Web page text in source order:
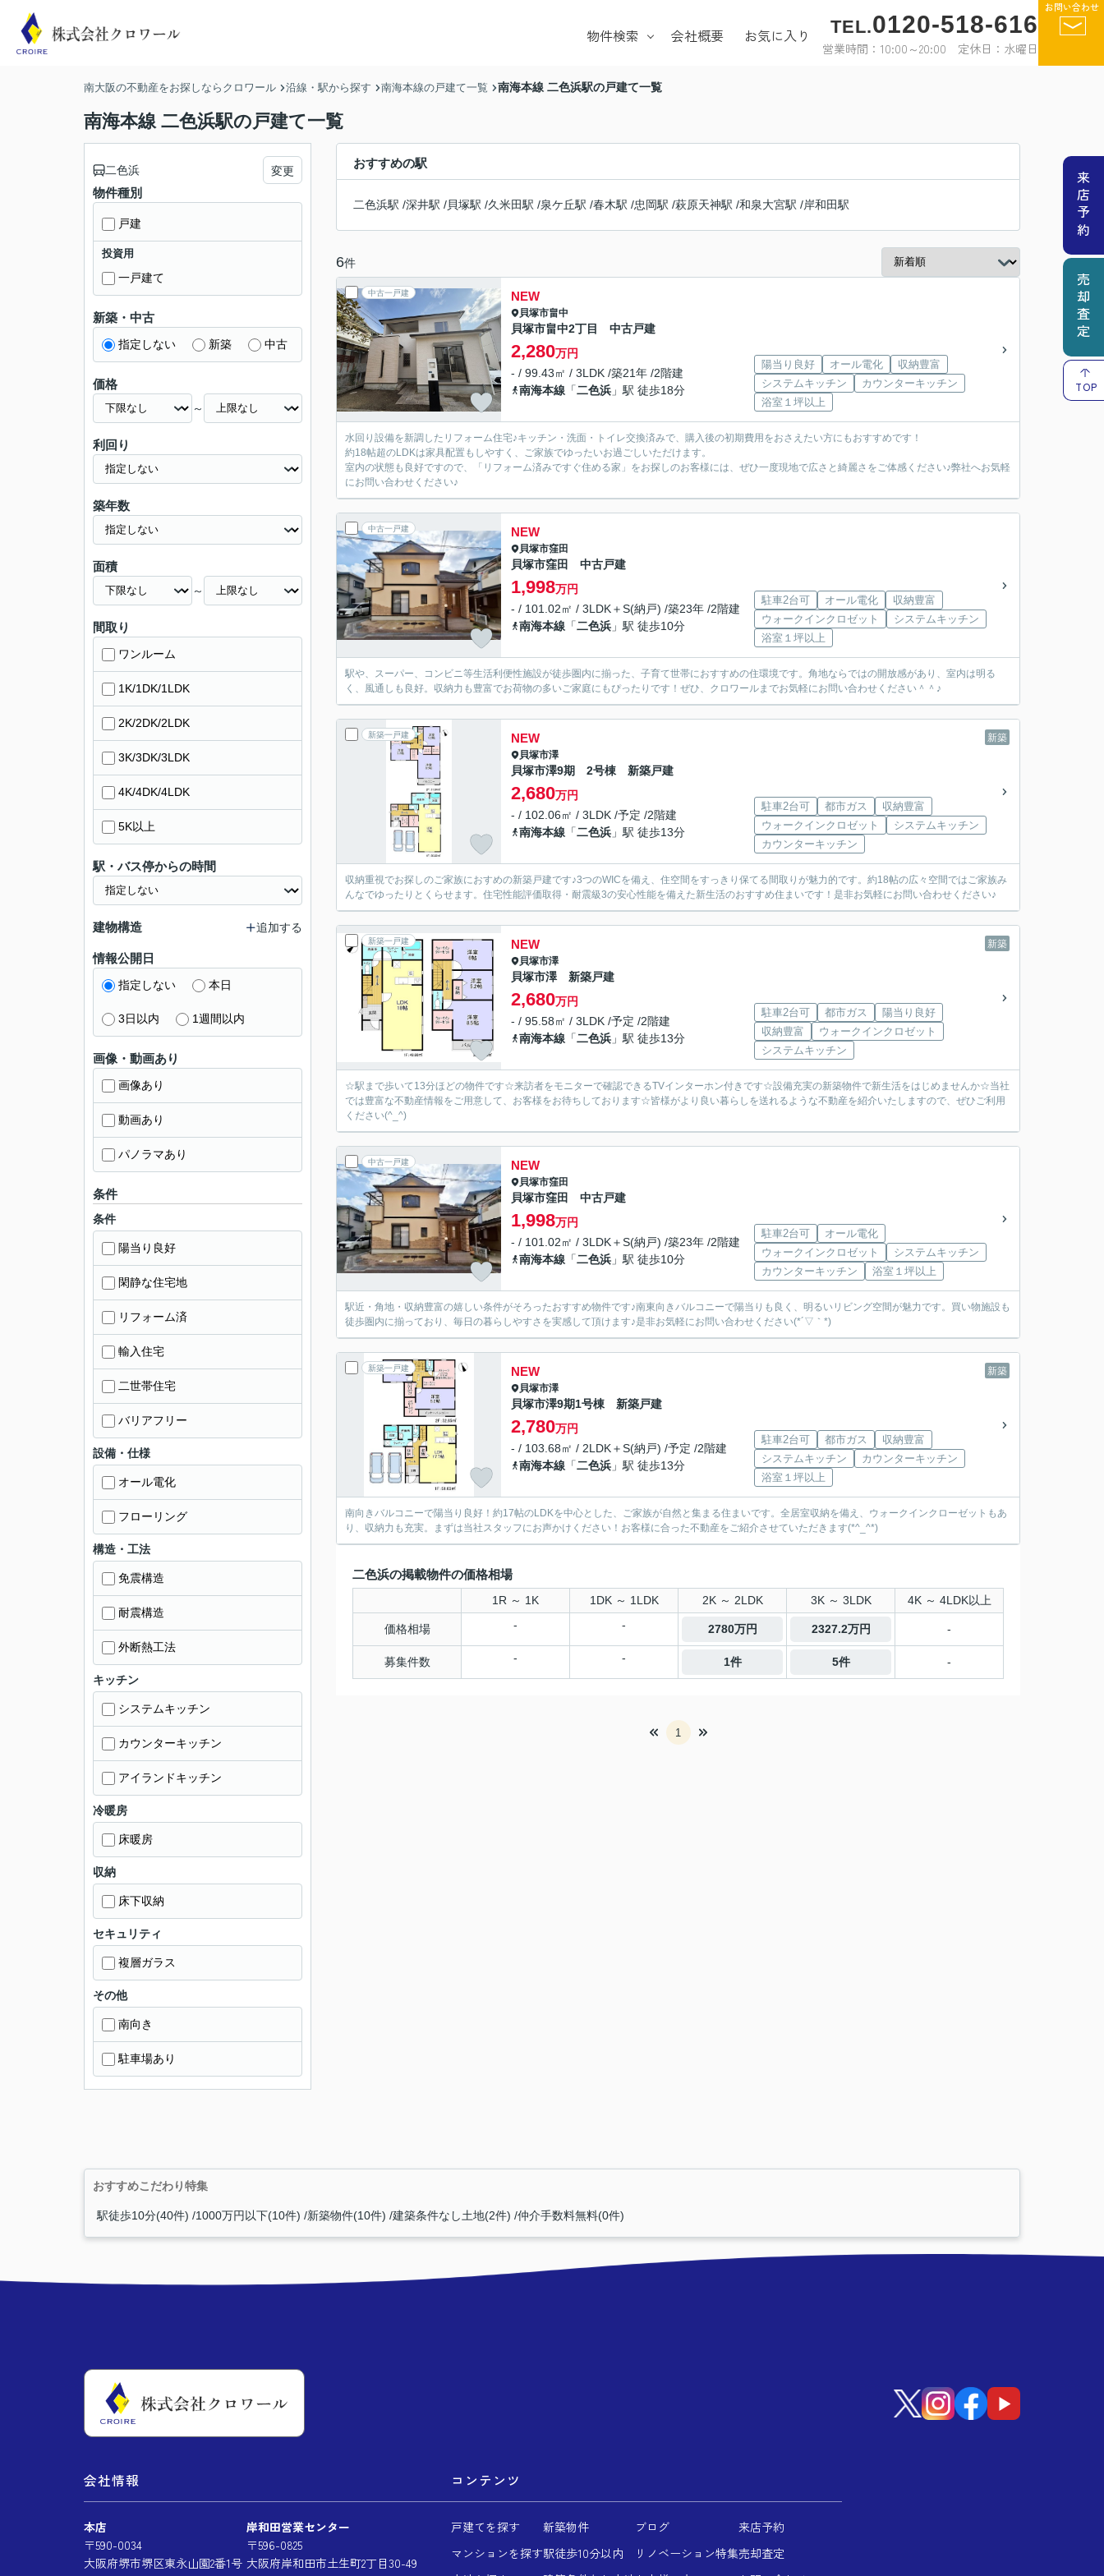
物件検索
マンション
会社概要 お気に入り TEL.0120-518-616
営業時間：10:00～20:00 定休日：水曜日
お問い合わせ
南大阪の不動産をお探しならクロワール 沿線・駅から探す 南海本線の戸建て一覧 南海本線 二色浜駅の戸建て一覧
南海本線 二色浜駅の戸建て一覧
おすすめの駅
二色浜駅 /深井駅 /貝塚駅 /久米田駅 /泉ケ丘駅 /春木駅 /忠岡駅 /萩原天神駅 /和泉大宮駅 /岸和田駅
6件
中古一戸建 NEW
貝塚市畠中
貝塚市畠中2丁目 中古戸建
2,280万円
- / 99.43㎡ / 3LDK /築21年 /2階建
南海本線 「二色浜 」駅 徒歩18分
陽当り良好 オール電化
収納豊富
システムキッチン
カウンターキッチン
浴室１坪以上
水回り設備を新調したリフォーム住宅♪キッチン・洗面・トイレ交換済みで、購入後の初期費用をおさえたい方にもおすすめです！
約18帖超のLDKは家具配置もしやすく、ご家族でゆったいお過ごしいただけます。
室内の状態も良好ですので、「リフォーム済みですぐ住める家」をお探しのお客様には、ぜひ一度現地で広さと綺麗さをご体感ください♪弊社へお気軽
にお問い合わせください♪
中古一戸建 NEW
貝塚市窪田
貝塚市窪田 中古戸建
1,998万円
- / 101.02㎡ / 3LDK＋S(納戸) /築23年 /2階建
南海本線 「二色浜 」駅 徒歩10分
駐車2台可 オール電化
収納豊富
ウォークインクロゼット
システムキッチン
浴室１坪以上
駅や、スーパー、コンビニ等生活利便性施設が徒歩圏内に揃った、子育て世帯におすすめの住環境です。角地ならではの開放感があり、室内は明る
く、風通しも良好。収納力も豊富でお荷物の多いご家庭にもぴったりです！ぜひ、クロワールまでお気軽にお問い合わせください＾＾♪
新築一戸建 新築
NEW
貝塚市澤
貝塚市澤9期 2号棟 新築戸建
2,680万円
- / 102.06㎡ / 3LDK /予定 /2階建
南海本線 「二色浜 」駅 徒歩13分
駐車2台可 都市ガス
収納豊富
ウォークインクロゼット
システムキッチン
カウンターキッチン
収納重視でお探しのご家族におすめの新築戸建です♪3つのWICを備え、住空間をすっきり保てる間取りが魅力的です。約18帖の広々空間ではご家族み
んなでゆったりとくらせます。住宅性能評価取得・耐震級3の安心性能を備えた新生活のおすすめ住まいです！是非お気軽にお問い合わせください♪
新築一戸建 新築
NEW
貝塚市澤
貝塚市澤 新築戸建
2,680万円
- / 95.58㎡ / 3LDK /予定 /2階建
南海本線 「二色浜 」駅 徒歩13分
駐車2台可 都市ガス
陽当り良好
収納豊富
ウォークインクロゼット
システムキッチン
☆駅まで歩いて13分ほどの物件です☆来訪者をモニターで確認できるTVインターホン付きです☆設備充実の新築物件で新生活をはじめませんか☆当社
では豊富な不動産情報をご用意して、お客様をお待ちしております☆皆様がより良い暮らしを送れるような不動産を紹介いたしますので、ぜひご利用
ください(^_^)
中古一戸建 NEW
貝塚市窪田
貝塚市窪田 中古戸建
1,998万円
- / 101.02㎡ / 3LDK＋S(納戸) /築23年 /2階建
南海本線 「二色浜 」駅 徒歩10分
駐車2台可
オール電化
ウォークインクロゼット
システムキッチン
カウンターキッチン
浴室１坪以上
駅近・角地・収納豊富の嬉しい条件がそろったおすすめ物件です♪南東向きバルコニーで陽当りも良く、明るいリビング空間が魅力です。買い物施設も
徒歩圏内に揃っており、毎日の暮らしやすさを実感して頂けます♪是非お気軽にお問い合わせください(*´▽｀*)
新築一戸建 新築
NEW
貝塚市澤
貝塚市澤9期1号棟 新築戸建
2,780万円
- / 103.68㎡ / 2LDK＋S(納戸) /予定 /2階建
南海本線 「二色浜 」駅 徒歩13分
駐車2台可 都市ガス
収納豊富
システムキッチン
カウンターキッチン
浴室１坪以上
南向きバルコニーで陽当り良好！約17帖のLDKを中心とした、ご家族が自然と集まる住まいです。全居室収納を備え、ウォークインクローゼットもあ
り、収納力も充実。まずは当社スタッフにお声かけください！お客様に合った不動産をご紹介させていただきます(*^_^*)
二色浜の掲載物件の価格相場
1R ～ 1K 1DK ～ 1LDK 2K ～ 2LDK 3K ～ 3LDK 4K ～ 4LDK以上
価格相場 - - 2780万円 2327.2万円 -
募集件数 - - 1件 5件 -
1
二色浜 変更
物件種別
戸建
投資用
一戸建て
新築・中古
指定しない 新築 中古
価格
～
利回り
築年数
面積
～
間取り
ワンルーム
1K/1DK/1LDK
2K/2DK/2LDK
3K/3DK/3LDK
4K/4DK/4LDK
5K以上
駅・バス停からの時間
建物構造 追加する
情報公開日
指定しない 本日
3日以内 1週間以内
画像・動画あり
画像あり
動画あり
パノラマあり
条件
条件
陽当り良好
閑静な住宅地
リフォーム済
輸入住宅
二世帯住宅
バリアフリー
設備・仕様
オール電化
フローリング
構造・工法
免震構造
耐震構造
外断熱工法
キッチン
システムキッチン
カウンターキッチン
アイランドキッチン
冷暖房
床暖房
収納
床下収納
セキュリティ
複層ガラス
その他
南向き
駐車場あり
おすすめこだわり特集
駅徒歩10分(40件) 1000万円以下(10件) 新築物件(10件) 建築条件なし土地(2件) 仲介手数料無料(0件)
会社情報
本店
〒590-0034
大阪府堺市堺区東永山園2番1号
岸和田営業センター
〒596-0825
大阪府岸和田市土生町2丁目30-49
コンテンツ
戸建てを探す
マンションを探す
新築物件
駅徒歩10分以内
ブログ
リノベーション特集
来店予約
売却査定
来店予約
売却査定
TOP